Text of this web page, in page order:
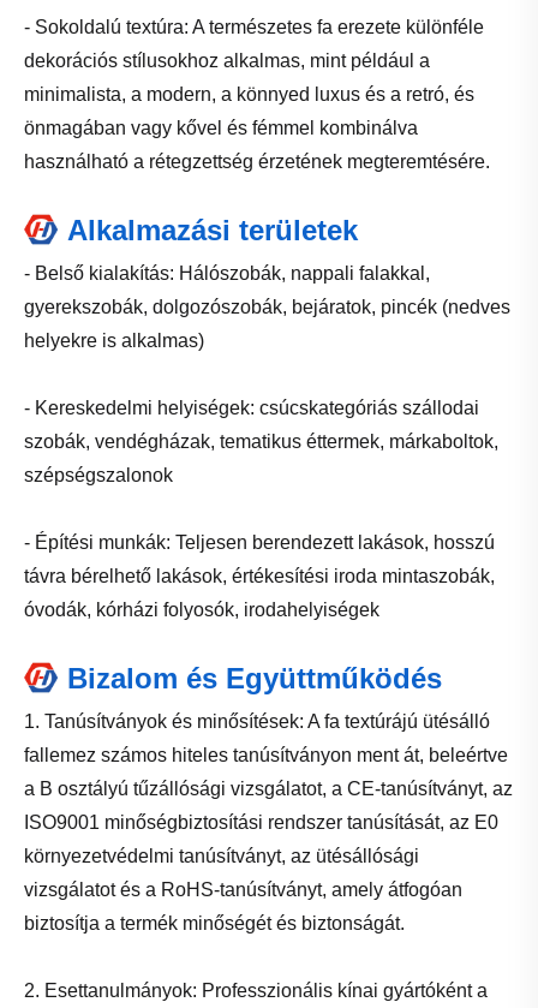
- Sokoldalú textúra: A természetes fa erezete különféle
dekorációs stílusokhoz alkalmas, mint például a
minimalista, a modern, a könnyed luxus és a retró, és
önmagában vagy kővel és fémmel kombinálva
használható a rétegzettség érzetének megteremtésére.
Alkalmazási területek
- Belső kialakítás: Hálószobák, nappali falakkal,
gyerekszobák, dolgozószobák, bejáratok, pincék (nedves
helyekre is alkalmas)
- Kereskedelmi helyiségek: csúcskategóriás szállodai
szobák, vendégházak, tematikus éttermek, márkaboltok,
szépségszalonok
- Építési munkák: Teljesen berendezett lakások, hosszú
távra bérelhető lakások, értékesítési iroda mintaszobák,
óvodák, kórházi folyosók, irodahelyiségek
Bizalom és Együttműködés
1. Tanúsítványok és minősítések: A fa textúrájú ütésálló
fallemez számos hiteles tanúsítványon ment át, beleértve
a B osztályú tűzállósági vizsgálatot, a CE-tanúsítványt, az
ISO9001 minőségbiztosítási rendszer tanúsítását, az E0
környezetvédelmi tanúsítványt, az ütésállósági
vizsgálatot és a RoHS-tanúsítványt, amely átfogóan
biztosítja a termék minőségét és biztonságát.
2. Esettanulmányok: Professzionális kínai gyártóként a